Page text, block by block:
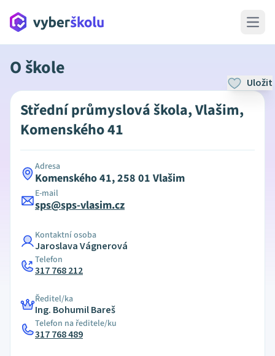
Open
O škole
Uložit
Střední průmyslová škola, Vlašim,
Komenského 41
Adresa
Komenského 41, 258 01 Vlašim
E-mail
sps@sps-vlasim.cz
Kontaktní osoba
Jaroslava Vágnerová
Telefon
317 768 212
Ředitel/ka
Ing. Bohumil Bareš
Telefon na ředitele/ku
317 768 489